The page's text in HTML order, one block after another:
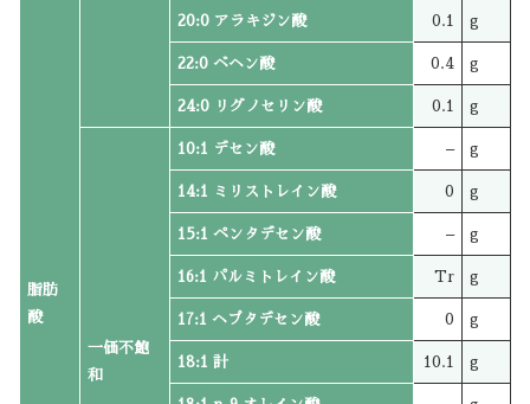
脂肪
酸
20:0 アラキジン酸 0.1 g
22:0 ベヘン酸 0.4 g
24:0 リグノセリン酸 0.1 g
一価不飽
和
10:1 デセン酸 – g
14:1 ミリストレイン酸 0 g
15:1 ペンタデセン酸 – g
16:1 パルミトレイン酸 Tr g
17:1 ヘプタデセン酸 0 g
18:1 計 10.1 g